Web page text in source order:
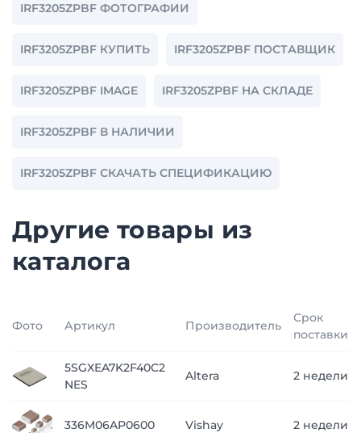
IRF3205ZPBF ФОТОГРАФИИ
IRF3205ZPBF КУПИТЬ IRF3205ZPBF ПОСТАВЩИК
IRF3205ZPBF IMAGE IRF3205ZPBF НА СКЛАДЕ
IRF3205ZPBF В НАЛИЧИИ
IRF3205ZPBF СКАЧАТЬ СПЕЦИФИКАЦИЮ
Другие товары из
каталога
Фото Артикул Производитель
Срок
поставки
5SGXEA7K2F40C2
NES
Altera 2 недели
336M06AP0600 Vishay 2 недели